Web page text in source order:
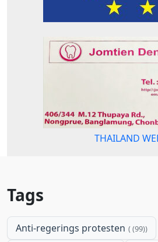
THAILAND
Tags
Anti-regerings protesten (99)